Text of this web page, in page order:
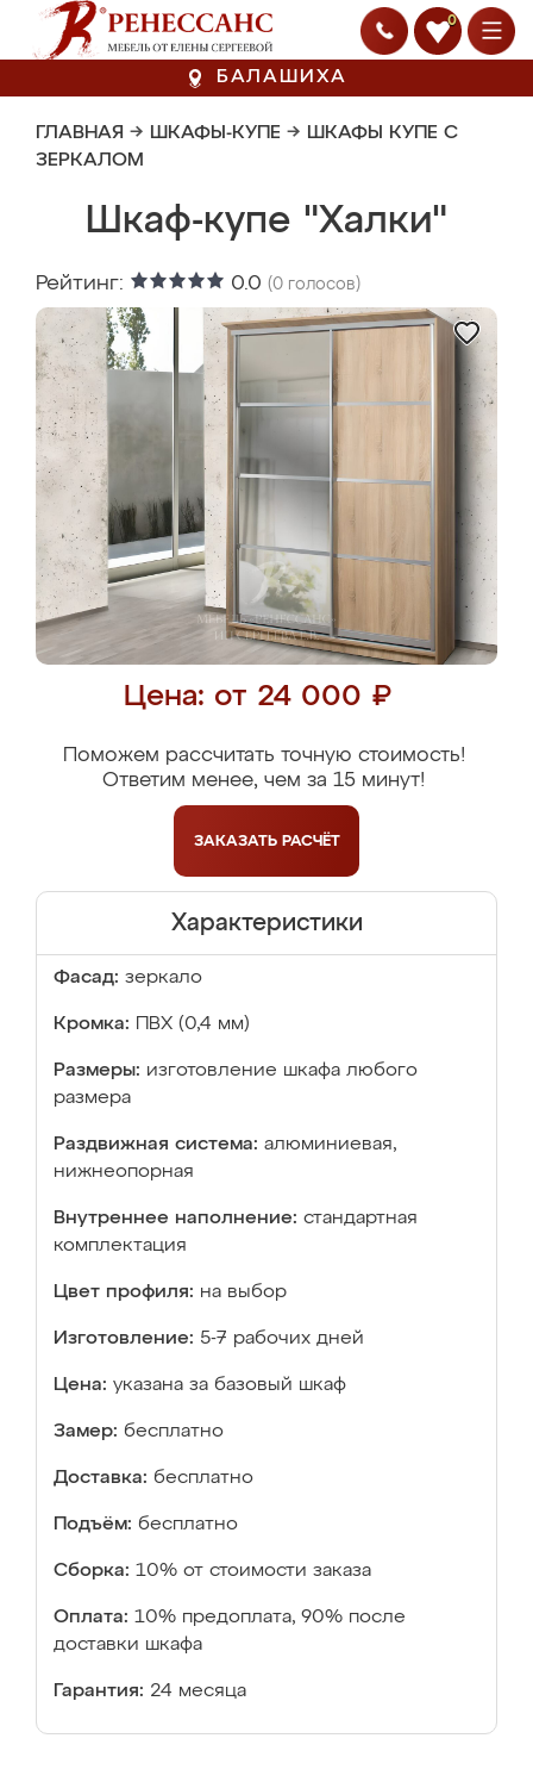
0
БАЛАШИХА
ГЛАВНАЯ → ШКАФЫ-КУПЕ → ШКАФЫ КУПЕ С
ЗЕРКАЛОМ
Шкаф-купе "Халки"
Рейтинг: 0.0 (0 голосов)
Цена: от 24 000 ₽
Поможем рассчитать точную стоимость!
Ответим менее, чем за 15 минут!
ЗАКАЗАТЬ РАСЧЁТ
Характеристики
Фасад: зеркало
Кромка: ПВХ (0,4 мм)
Размеры: изготовление шкафа любого
размера
Раздвижная система: алюминиевая,
нижнеопорная
Внутреннее наполнение: стандартная
комплектация
Цвет профиля: на выбор
Изготовление: 5-7 рабочих дней
Цена: указана за базовый шкаф
Замер: бесплатно
Доставка: бесплатно
Подъём: бесплатно
Сборка: 10% от стоимости заказа
Оплата: 10% предоплата, 90% после
доставки шкафа
Гарантия: 24 месяца